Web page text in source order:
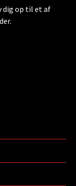
dig op til et af